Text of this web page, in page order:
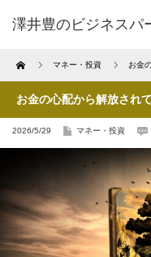
澤井豊のビジネスパ
Home マネー・投資 お金
お金の心配から解放され
2026/5/29 マネー・投資